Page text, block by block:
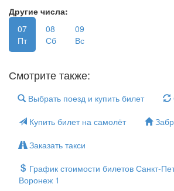
Другие числа:
07
Пт
08
Сб
09
Вс
Смотрите также:
Выбрать поезд и купить билет
Купить билет на самолёт
Заказать такси
График стоимости билетов Санкт-
Воронеж 1